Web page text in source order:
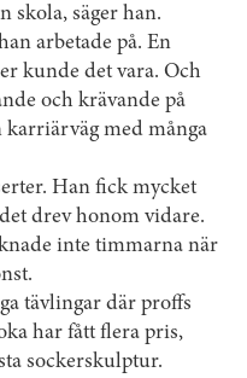
skola, säger han.
arbetade på. En
kunde det vara. Och
och krävande på
karriärväg med många
Han fick mycket
drev honom vidare.
inte timmarna när
tävlingar där proffs
har fått flera pris,
socker­skulptur.